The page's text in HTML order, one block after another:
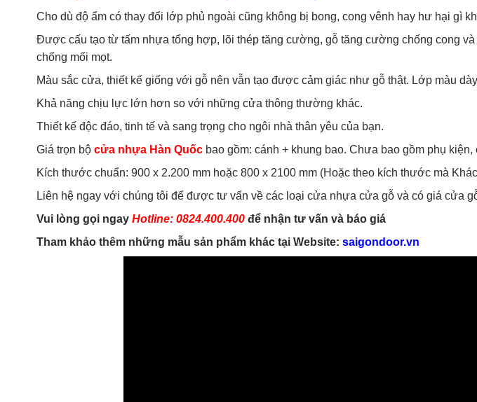
Cho dù độ ẩm có thay đổi lớp phủ ngoài cũng không bị bong, cong vênh hay hư hại gì
Được cấu tạo từ tấm nhựa tổng hợp, lõi thép tăng cường, gỗ tăng cường chống cong
chống mối mọt.
Màu sắc cửa, thiết kế giống với gỗ nên vẫn tạo được cảm giác như gỗ thật. Lớp màu
Khả năng chịu lực lớn hơn so với những cửa thông thường khác.
Thiết kế độc đáo, tinh tế và sang trọng cho ngôi nhà thân yêu của bạn.
Giá trọn bộ cửa nhựa Hàn Quốc bao gồm: cánh + khung bao. Chưa bao gồm phụ kiện,
Kích thước chuẩn: 900 x 2.200 mm hoặc 800 x 2100 mm (Hoặc theo kích thước mà
Liên hệ ngay với chúng tôi để được tư vấn về các loại cửa nhựa cửa gỗ và có giá cửa
Vui lòng gọi ngay Hotline: 0824.400.400 để nhận tư vấn và báo giá
Tham khảo thêm những mẫu sản phẩm khác tại Website: saigondoor.vn